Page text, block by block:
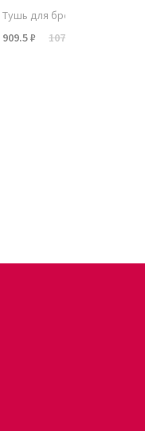
Тушь для бровей Sexy
909.5 ₽
1070 ₽